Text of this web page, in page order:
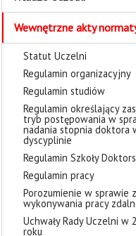
Wewnętrzne akty
Statut Uczelni
Regulamin organizacyjny
Regulamin studiów
Regulamin określający
tryb postępowania w
nadania stopnia doktora
dyscyplinie
Regulamin Szkoły
Regulamin pracy
Porozumienie w sprawie
wykonywania pracy
Uchwały Rady Uczelni w
roku